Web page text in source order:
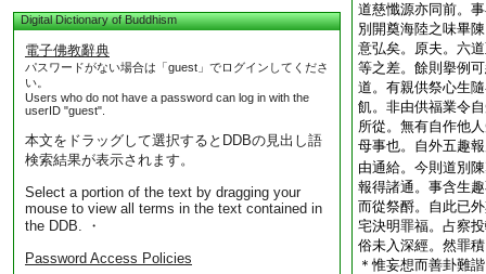
Digital Dictionary of Buddhism
電子佛教辭典
パスワードがない場合は「guest」でログインしてくださ
い。
Users who do not have a password can log in with the
userID "guest".
本文をドラッグして選択するとDDBの見出し語
検索結果が表示されます。
Select a portion of the text by dragging your
mouse to view all terms in the text contained in
the DDB. ・
Password Access Policies
道慈懺源亦同前。
別開奠海陸之味畢
意弘矣。原夫。六
等之差。餘則擧例
道。有親供祭心生
飢。非由供福業令
所從。無有自作他
母事也。自外五趣
由通給。今則道別
報得諸通。事含生
而從祭酹。自此已
宅決明罪福。占察
俗未入深經。然罪
＊惟妄想而善卦難